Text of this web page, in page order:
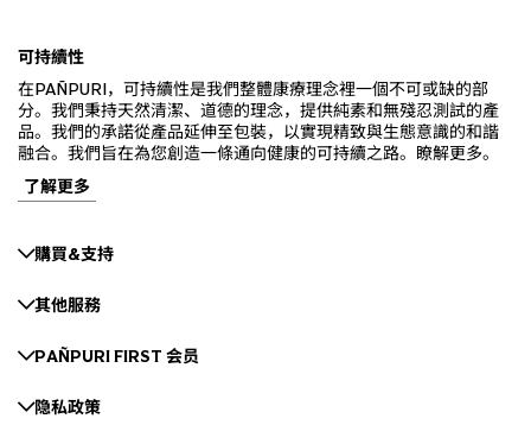
可持續性
在PAÑPURI，可持續性是我們整體康療理念裡一個不可或缺的部
分。我們秉持天然清潔、道德的理念，提供純素和無殘忍測試的產
品。我們的承諾從產品延伸至包裝，以實現精致與生態意識的和諧
融合。我們旨在為您創造一條通向健康的可持續之路。瞭解更多。
了解更多
購買&支持
其他服務
PAÑPURI FIRST 会员
隐私政策